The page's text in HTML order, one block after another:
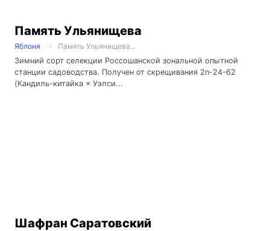
Память Ульянищева
Яблоня
Память Ульянищева...
Зимний сорт селекции Россошанской зональной опытной
станции садоводства. Получен от скрещивания 2n-24-62
(Кандиль-китайка × Уэлси...
Шафран Саратовский